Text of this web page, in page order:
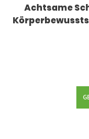
Achtsame